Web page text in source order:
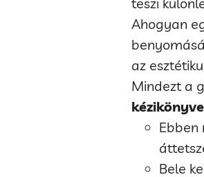
Ahogyan
az
Mindezt a
Ebben
Bele